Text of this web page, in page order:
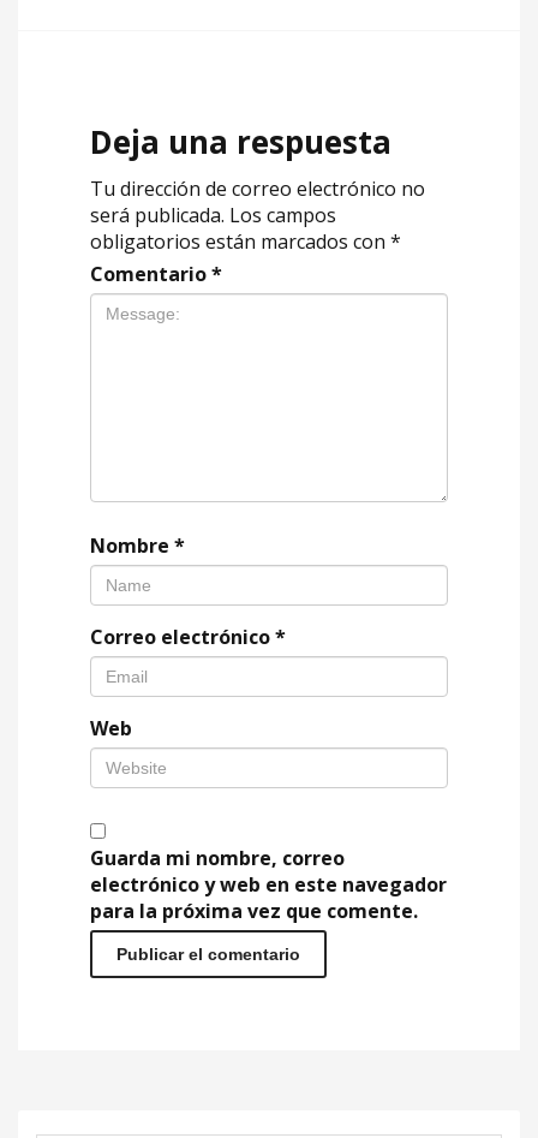
Deja una respuesta
Tu dirección de correo electrónico no
será publicada. Los campos
obligatorios están marcados con *
Comentario*
Nombre *
Correo electrónico*
Web
Guarda mi nombre, correo
electrónico y web en este navegador
para la próxima vez que comente.